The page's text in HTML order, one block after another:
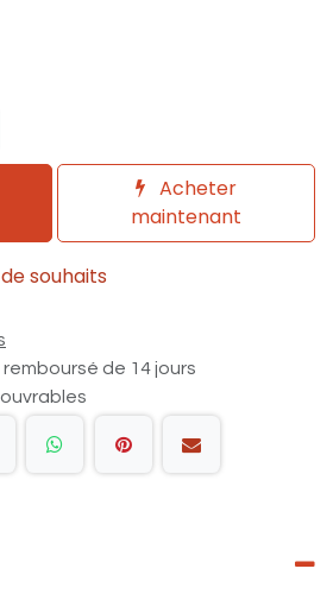
Acheter
maintenant
souhaits
de 14 jours